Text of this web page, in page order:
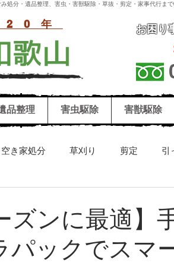
分・遺品整理、害虫・害獣駆除・草抜・剪定・家事代行ま
20年
お困り
品整理 害虫駆除 害獣駆除
空き家処分 草刈り 剪定 引
洗濯機処分 和歌山困り事
ズンに最適】
パックでスマ